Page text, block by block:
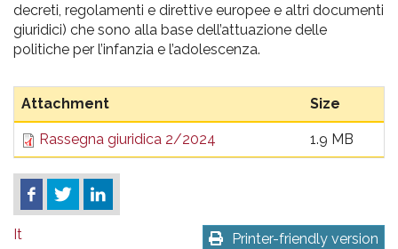
decreti, regolamenti e direttive europee e altri documenti
giuridici) che sono alla base dell’attuazione delle
politiche per l’infanzia e l’adolescenza.
Attachment Size
Rassegna giuridica 2/2024 1.9 MB
Printer-friendly version
It